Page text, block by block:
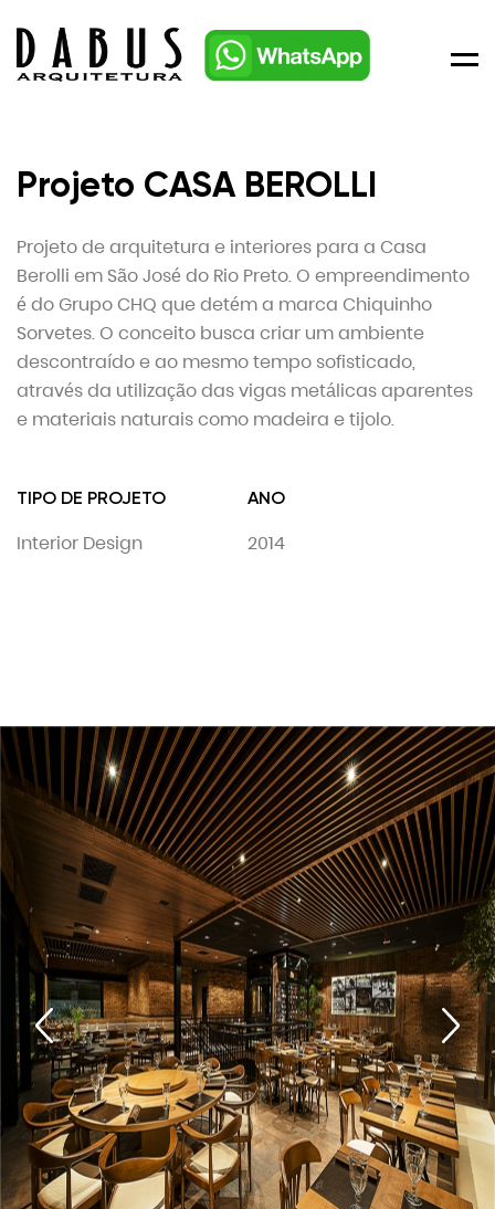
Projeto CASA BEROLLI
Projeto de arquitetura e interiores para a Casa
Berolli em São José do Rio Preto. O empreendimento
é do Grupo CHQ que detém a marca Chiquinho
Sorvetes. O conceito busca criar um ambiente
descontraído e ao mesmo tempo sofisticado,
através da utilização das vigas metálicas aparentes
e materiais naturais como madeira e tijolo.
TIPO DE PROJETO
Interior Design
ANO
2014